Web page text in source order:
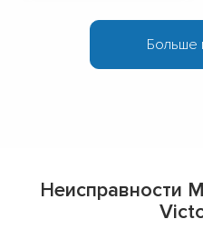
Больше
Неисправности